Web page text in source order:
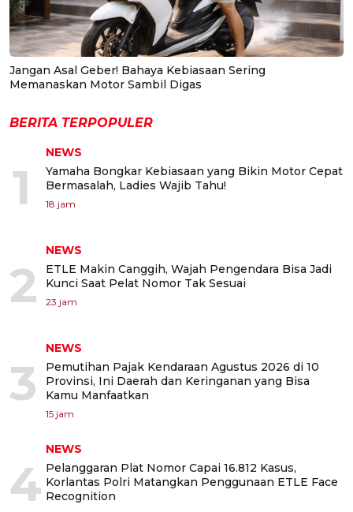
Jangan Asal Geber! Bahaya Kebiasaan Sering
Memanaskan Motor Sambil Digas
BERITA TERPOPULER
1
NEWS
Yamaha Bongkar Kebiasaan yang Bikin Motor Cepat
Bermasalah, Ladies Wajib Tahu!
18 jam
2
NEWS
ETLE Makin Canggih, Wajah Pengendara Bisa Jadi
Kunci Saat Pelat Nomor Tak Sesuai
23 jam
3
NEWS
Pemutihan Pajak Kendaraan Agustus 2026 di 10
Provinsi, Ini Daerah dan Keringanan yang Bisa
Kamu Manfaatkan
15 jam
4
NEWS
Pelanggaran Plat Nomor Capai 16.812 Kasus,
Korlantas Polri Matangkan Penggunaan ETLE Face
Recognition